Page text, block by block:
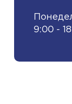
9:00 -